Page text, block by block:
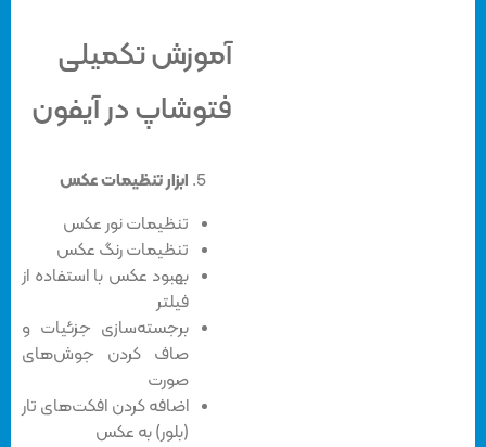
آموزش تکمیلی
فتوشاپ در آیفون
ابزار تنظیمات عکس
تنظیمات نور عکس
تنظیمات رنگ عکس
بهبود عکس با استفاده از
برجسته‌سازی جزئیات و
صاف کردن جوش‌های
صورت
اضافه کردن افکت‌های تار
(بلور) به عکس